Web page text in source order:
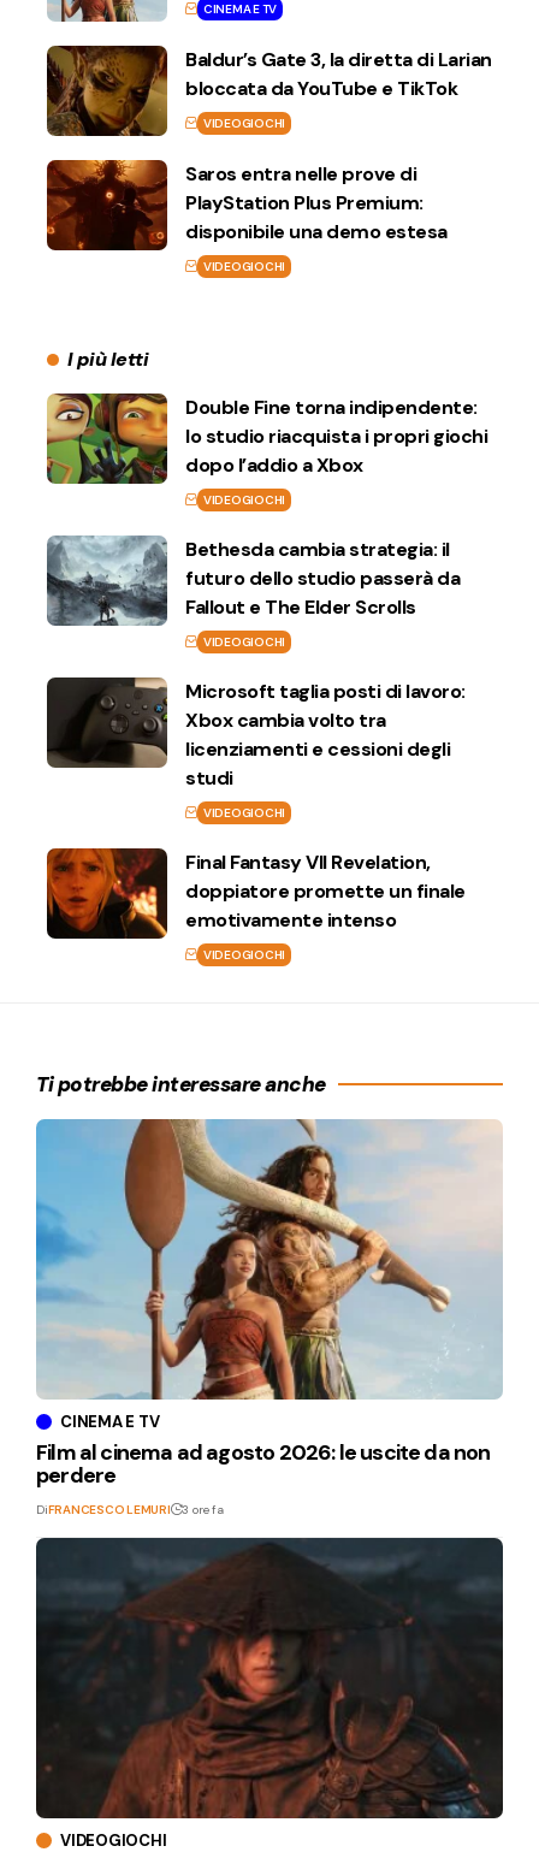
CINEMA E TV
Baldur’s Gate 3, la diretta di Larian
bloccata da YouTube e TikTok
VIDEOGIOCHI
Saros entra nelle prove di
PlayStation Plus Premium:
disponibile una demo estesa
VIDEOGIOCHI
I più letti
Double Fine torna indipendente:
lo studio riacquista i propri giochi
dopo l’addio a Xbox
VIDEOGIOCHI
Bethesda cambia strategia: il
futuro dello studio passerà da
Fallout e The Elder Scrolls
VIDEOGIOCHI
Microsoft taglia posti di lavoro:
Xbox cambia volto tra
licenziamenti e cessioni degli
studi
VIDEOGIOCHI
Final Fantasy VII Revelation,
doppiatore promette un finale
emotivamente intenso
VIDEOGIOCHI
Ti potrebbe interessare anche
CINEMA E TV
Film al cinema ad agosto 2026: le uscite da non
perdere
DiFRANCESCO LEMURI 3 ore fa
VIDEOGIOCHI